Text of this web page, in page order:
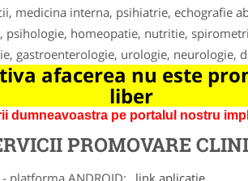
medicina interna, psihiatrie, echografie
psihologie, homeopatie, nutritie,
gastroenterologie, urologie, neurologie,
afacerea nu este
liber
dumneavoastra pe portalul nostru
PROMOVARE
platforma ANDROID:
link aplicatie